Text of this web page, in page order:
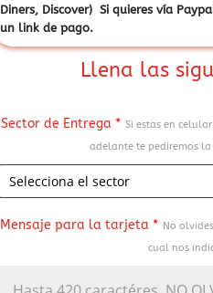
Diners, Discover) Si quieres vía
un link de pago.
Llena las
Sector de Entrega * Si estas en
adelante te pediremos
Mensaje para la tarjeta * No
cual nos